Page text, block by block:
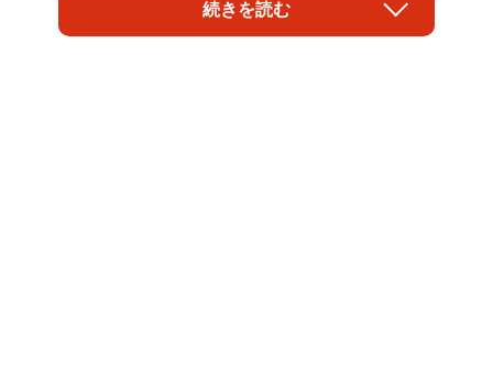
投稿する台湾リピーターです。
続きを読む